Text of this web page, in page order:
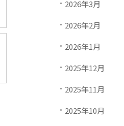
2026年3月
2026年2月
2026年1月
2025年12月
2025年11月
2025年10月